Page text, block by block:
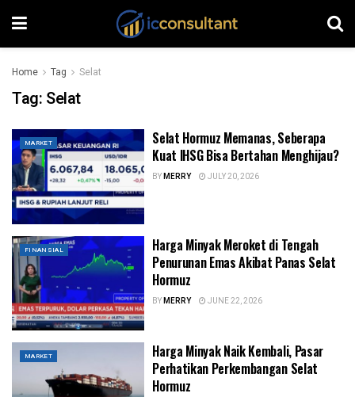
Home Tag Selat
Tag: Selat
MARKET
Selat Hormuz Memanas, Seberapa
Kuat IHSG Bisa Bertahan Menghijau?
BYMERRY JULY 20, 2026
FINANSIAL
Harga Minyak Meroket di Tengah
Penurunan Emas Akibat Panas Selat
Hormuz
BYMERRY JUNE 22, 2026
MARKET
Harga Minyak Naik Kembali, Pasar
Perhatikan Perkembangan Selat
Hormuz